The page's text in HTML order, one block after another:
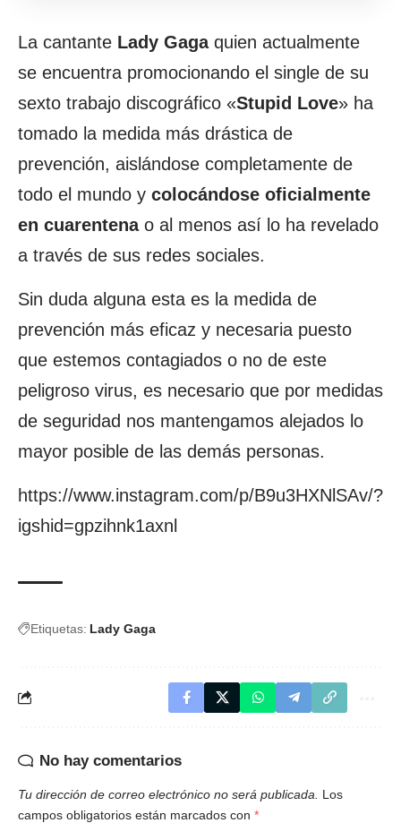
La cantante Lady Gagaquien actualmente
se encuentra promocionando el single de su
sexto trabajo discográfico «Stupid Love» ha
tomado la medida más drástica de
prevención, aislándose completamente de
todo el mundo y colocándose oficialmente
en cuarentenao al menos así lo ha revelado
a través de sus redes sociales.
Sin duda alguna esta es la medida de
prevención más eficaz y necesaria puesto
que estemos contagiados o no de este
peligroso virus, es necesario que por medidas
de seguridad nos mantengamos alejados lo
mayor posible de las demás personas.
https://www.instagram.com/p/B9u3HXNlSAv/?
igshid=gpzihnk1axnl
Etiquetas: Lady Gaga
No hay comentarios
Tu dirección de correo electrónico no será publicada.
Los
campos obligatorios están marcados con *